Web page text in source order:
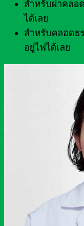
สำหรับผ่าคลอ
ได้เลย
สำหรับคลอดธ
อยู่ไฟได้เลย